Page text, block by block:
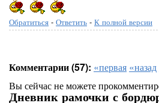
Обратиться - Ответить - К полной версии
Комментарии (57): «первая «назад
Вы сейчас не можете
Дневник рамочки с